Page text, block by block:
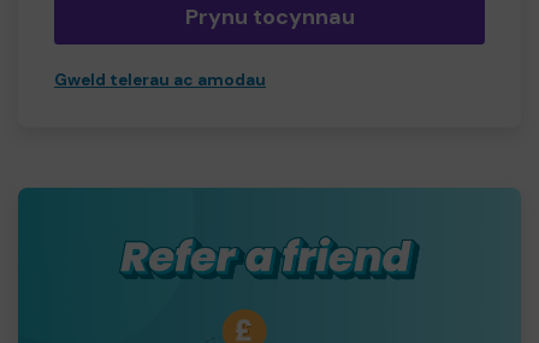
Prynu tocynnau
Gweld telerau ac amodau